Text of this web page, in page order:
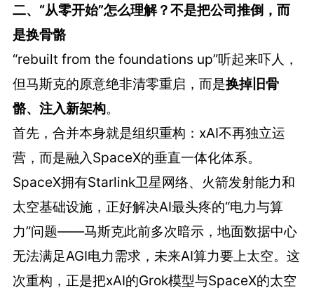
二、“从零开始”怎么理解？不是把公司推倒，而
是换骨骼
“rebuilt from the foundations up”听起来吓人，
但马斯克的原意绝非清零重启，而是换掉旧骨
骼、注入新架构。
首先，合并本身就是组织重构：xAI不再独立运
营，而是融入SpaceX的垂直一体化体系。
SpaceX拥有Starlink卫星网络、火箭发射能力和
太空基础设施，正好解决AI最头疼的“电力与算
力”问题——马斯克此前多次暗示，地面数据中心
无法满足AGI电力需求，未来AI算力要上太空。这
次重构，正是把xAI的Grok模型与SpaceX的太空